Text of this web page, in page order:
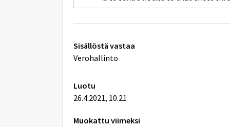
Tekniset
lisätiedot
Sisällöstä vastaa
Verohallinto
Luotu
26.4.2021, 10.21
Muokattu viimeksi